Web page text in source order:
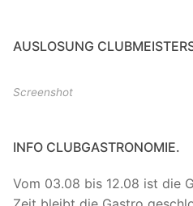
AUSLOSUNG
Screenshot
INFO CLUBGASTRONOMIE.
Vom 03.08 bis 12.08 ist die